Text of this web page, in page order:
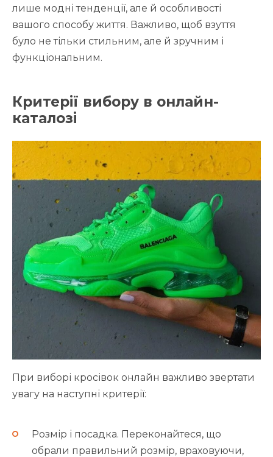
лише модні тенденції, але й особливості
вашого способу життя. Важливо, щоб взуття
було не тільки стильним, але й зручним і
функціональним.
Критерії вибору в онлайн-
каталозі
При виборі кросівок онлайн важливо звертати
увагу на наступні критерії:
Розмір і посадка. Переконайтеся, що
обрали правильний розмір, враховуючи,